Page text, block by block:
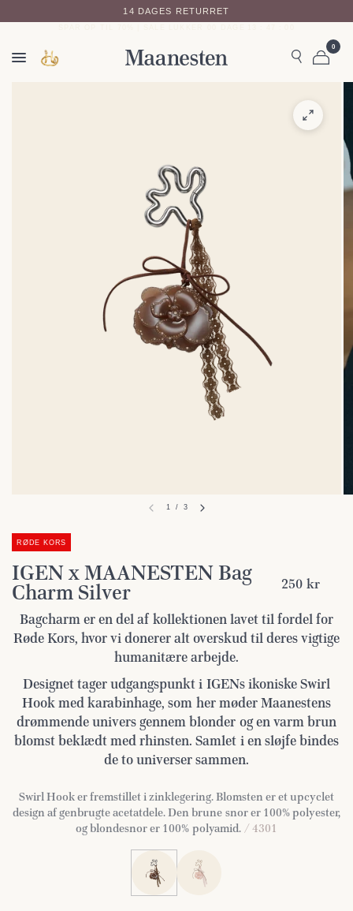
14 DAGES RETURRET
0
1 / 3
RØDE KORS
IGEN x MAANESTEN Bag
Charm Silver 250 kr
Bagcharm er en del af kollektionen lavet til fordel for
Røde Kors, hvor vi donerer alt overskud til deres vigtige
humanitære arbejde.
Designet tager udgangspunkt i IGENs ikoniske Swirl
Hook med karabinhage, som her møder Maanestens
drømmende univers gennem blonder og en varm brun
blomst beklædt med rhinsten. Samlet i en sløjfe bindes
de to universer sammen.
Swirl Hook er fremstillet i zinklegering. Blomsten er et upcyclet
design af genbrugte acetatdele. Den brune snor er 100% polyester,
og blondesnor er 100% polyamid. / 4301